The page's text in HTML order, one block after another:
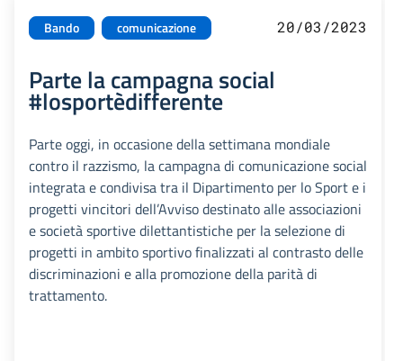
Bando comunicazione 20/03/2023
Parte la campagna social
#losportèdifferente
Parte oggi, in occasione della settimana mondiale
contro il razzismo, la campagna di comunicazione social
integrata e condivisa tra il Dipartimento per lo Sport e i
progetti vincitori dell’Avviso destinato alle associazioni
e società sportive dilettantistiche per la selezione di
progetti in ambito sportivo finalizzati al contrasto delle
discriminazioni e alla promozione della parità di
trattamento.